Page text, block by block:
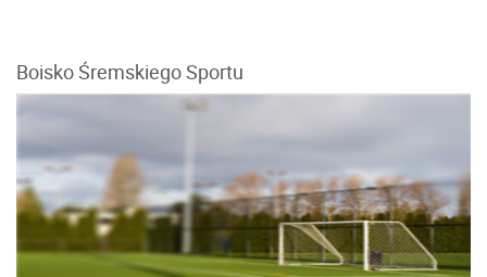
Boisko Śremskiego Sportu